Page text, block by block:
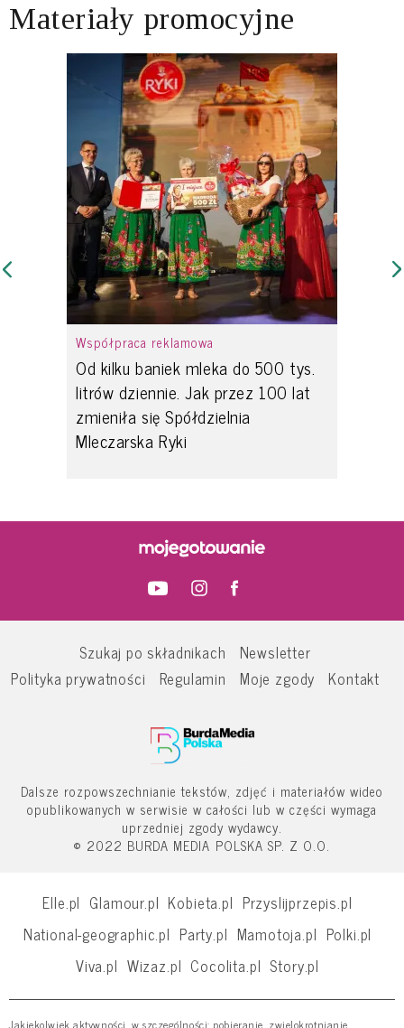
Materiały promocyjne
Współpraca reklamowa
Od kilku baniek mleka do 500 tys.
litrów dziennie. Jak przez 100 lat
zmieniła się Spółdzielnia
Mleczarska Ryki
Szukaj po składnikach
Newsletter
Polityka prywatności
Regulamin Moje zgody Kontakt
Dalsze rozpowszechnianie tekstów, zdjęć i materiałów wideo
opublikowanych w serwisie w całości lub w części wymaga
uprzedniej zgody wydawcy.
© 2022 BURDA MEDIA POLSKA SP. Z O.O.
Elle.pl Glamour.pl Kobieta.pl Przyslijprzepis.pl
National-geographic.pl Party.pl Mamotoja.pl Polki.pl
Viva.pl Wizaz.pl Cocolita.pl Story.pl